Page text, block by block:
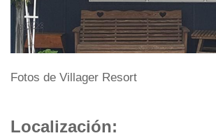
Fotos de Villager Resort
Localización: